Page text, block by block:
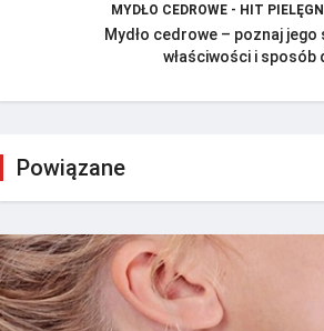
MYDŁO CEDROWE - HIT
Mydło cedrowe – poznaj jego
właściwości i sposób
Powiązane